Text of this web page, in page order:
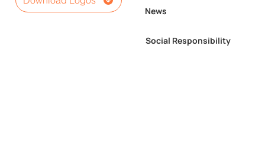
News
Social Responsibility